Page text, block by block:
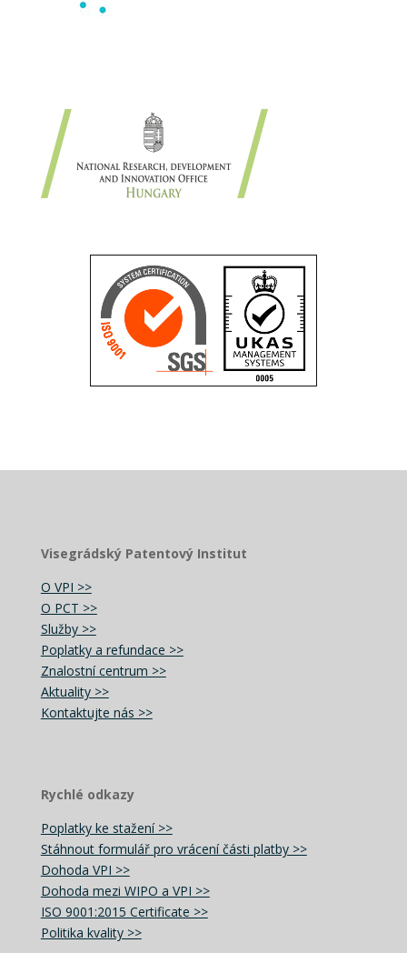
Visegrádský Patentový Institut
O VPI >>
O PCT >>
Služby >>
Poplatky a refundace >>
Znalostní centrum >>
Aktuality >>
Kontaktujte nás >>
Rychlé odkazy
Poplatky ke stažení >>
Stáhnout formulář pro vrácení části platby >>
Dohoda VPI >>
Dohoda mezi WIPO a VPI >>
ISO 9001:2015 Certificate >>
Politika kvality >>